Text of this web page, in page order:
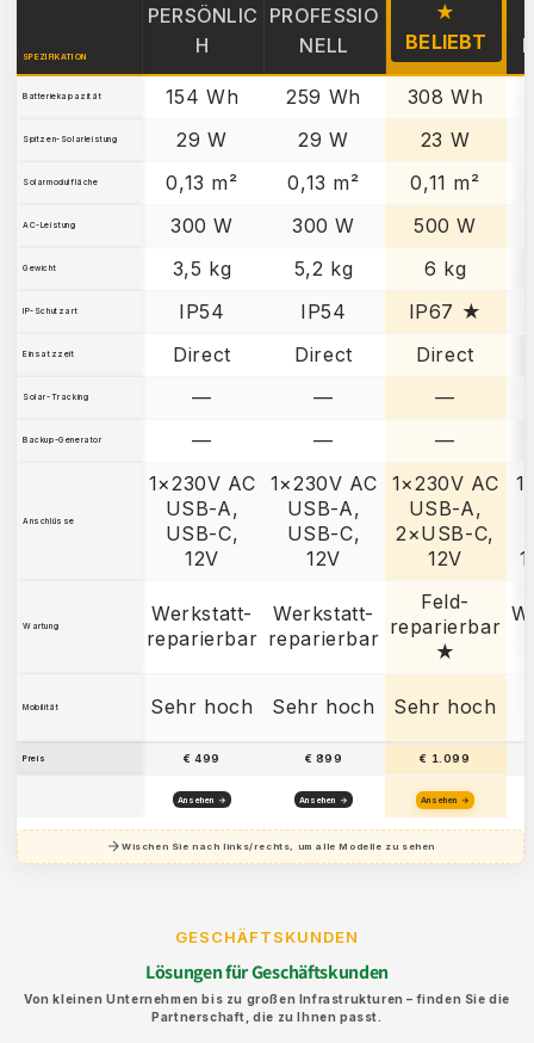
SPEZIFIKATION
PERSÖNLIC
H
PROFESSIO
NELL
★
BELIEBT
Batteriekapazität 154 Wh 259 Wh 308 Wh
Spitzen-Solarleistung 29 W 29 W 23 W
Solarmodulfläche 0,13 m² 0,13 m² 0,11 m²
AC-Leistung 300 W 300 W 500 W
Gewicht 3,5 kg 5,2 kg 6 kg
IP-Schutzart IP54 IP54 IP67 ★
Einsatzzeit Direct Direct Direct
Solar-Tracking — — —
Backup-Generator — — —
Anschlüsse
1×230V AC
USB-A,
USB-C,
12V
1×230V AC
USB-A,
USB-C,
12V
1×230V AC
USB-A,
2×USB-C,
12V
Wartung
Werkstatt-
reparierbar
Werkstatt-
reparierbar
Feld-
reparierbar
★
Mobilität Sehr hoch Sehr hoch Sehr hoch
Preis € 499 € 899 € 1.099
Ansehen → Ansehen → Ansehen →
Wischen Sie nach links/rechts, um alle Modelle zu sehen
GESCHÄFTSKUNDEN
Lösungen für Geschäftskunden
Von kleinen Unternehmen bis zu großen Infrastrukturen – finden Sie die
Partnerschaft, die zu Ihnen passt.